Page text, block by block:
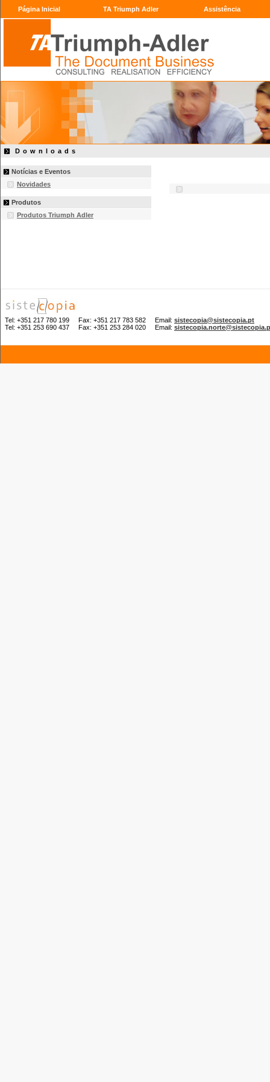
Página Inicial TA Triumph Adler Assistência
Downloads
Notícias e Eventos
Novidades
Produtos
Produtos Triumph Adler
Tel: +351 217 780 199 Fax: +351 217 783 582 Email: sistecopia@sistecopia.pt
Tel: +351 253 690 437 Fax: +351 253 284 020 Email: